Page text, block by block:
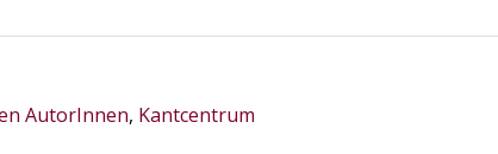
AutorInnen, Kantcentrum